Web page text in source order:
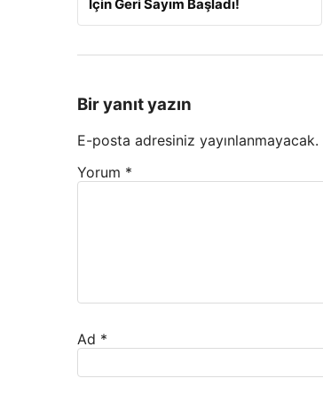
İçin Geri Sayım Başladı!
Bir yanıt yazın
E-posta adresiniz yayınlanmayacak.
Yorum *
Ad *